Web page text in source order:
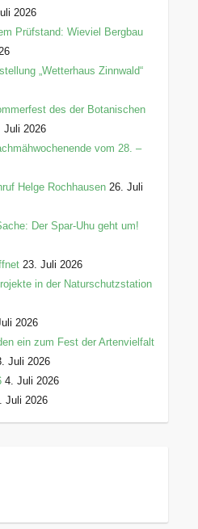
2026
Prüfstand: Wieviel Bergbau
„Wetterhaus Zinnwald“
des der Botanischen
Juli 2026
vom 28. –
Helge Rochhausen 26. Juli
Der Spar-Uhu geht um!
23. Juli 2026
in der Naturschutzstation
2026
ein zum Fest der Artenvielfalt
Juli 2026
4. Juli 2026
Juli 2026